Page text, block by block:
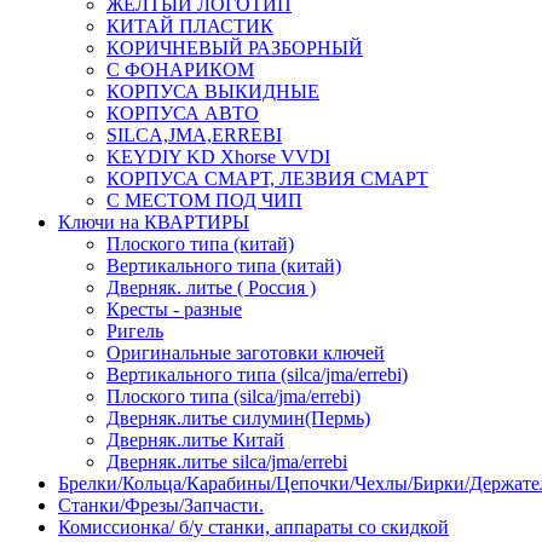
ЖЕЛТЫЙ ЛОГОТИП
КИТАЙ ПЛАСТИК
КОРИЧНЕВЫЙ РАЗБОРНЫЙ
С ФОНАРИКОМ
КОРПУСА ВЫКИДНЫЕ
КОРПУСА АВТО
SILCA,JMA,ERREBI
KEYDIY KD Xhorse VVDI
КОРПУСА СМАРТ, ЛЕЗВИЯ СМАРТ
С МЕСТОМ ПОД ЧИП
Ключи на КВАРТИРЫ
Плоского типа (китай)
Вертикального типа (китай)
Дверняк. литье ( Россия )
Кресты - разные
Ригель
Оригинальные заготовки ключей
Вертикального типа (silca/jma/errebi)
Плоского типа (silca/jma/errebi)
Дверняк.литье силумин(Пермь)
Дверняк.литье Китай
Дверняк.литье silca/jma/errebi
Брелки/Кольца/Карабины/Цепочки/Чехлы/Бирки/
Станки/Фрезы/Запчасти.
Комиссионка/ б/у станки, аппараты со скидкой